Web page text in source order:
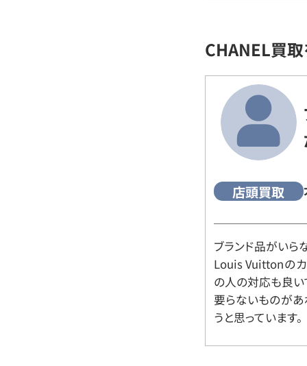
CHANEL買
店頭買取
ブランド品がいら
Louis Vuittonの
の人の対応も良い
要らないものがあ
うと思っています。